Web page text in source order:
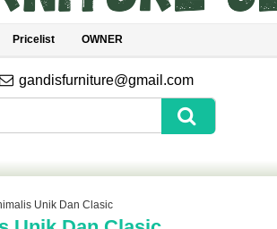
Pricelist OWNER
gandisfurniture@gmail.com
Unik Dan Clasic